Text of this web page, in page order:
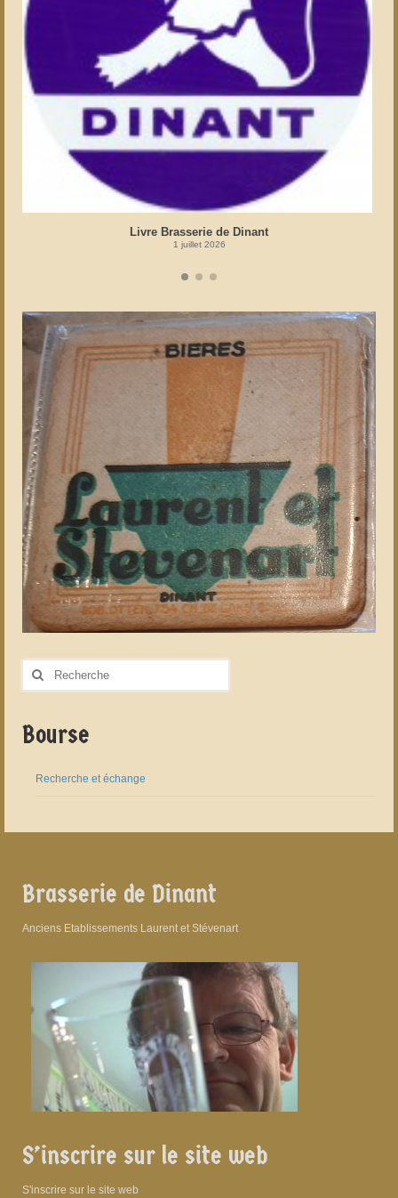
Livre Brasserie de Dinant
1 juillet 2026
Rechercher
Bourse
Recherche et échange
Brasserie de Dinant
Anciens Etablissements Laurent et Stévenart
S’inscrire sur le site web
S'inscrire sur le site web